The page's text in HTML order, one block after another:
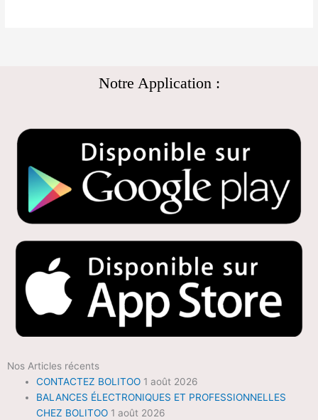
Notre Application :
Nos Articles récents
CONTACTEZ BOLITOO 1 août 2026
BALANCES ÉLECTRONIQUES ET PROFESSIONNELLES
CHEZ BOLITOO 1 août 2026